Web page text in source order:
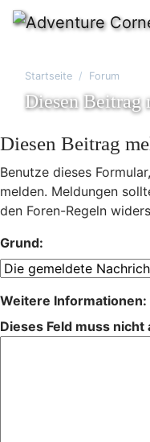
Startseite Forum
Diesen Beitrag
Diesen Beitrag
Benutze dieses
melden. Meldungen
den Foren-Regeln
Grund:
Weitere Informationen:
Dieses Feld muss